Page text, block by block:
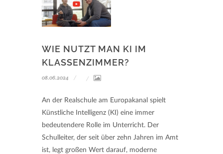
WIE NUTZT MAN KI IM
KLASSENZIMMER?
08.06.2024
An der Realschule am Europakanal spielt
Künstliche Intelligenz (KI) eine immer
bedeutendere Rolle im Unterricht. Der
Schulleiter, der seit über zehn Jahren im Amt
ist, legt großen Wert darauf, moderne